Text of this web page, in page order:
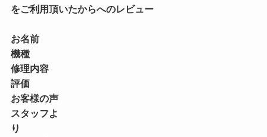
をご利用頂いたからへのレビュー
お名前
機種
修理内容
評価
お客様の声
スタッフよ
り